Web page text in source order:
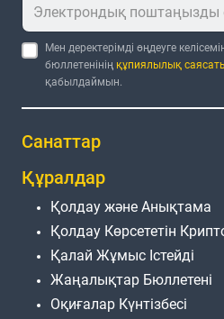
Мен деректерімді өңдеуге
бюллетенінің құпиялылық
қабылдаймын.
Санаттар
Құралдар
Қолдау және Анықтама
Қолдау Көрсететін
Қалай Жұмыс Істейді
Жаңалықтар Бюллетені
Оқиғалар Күнтізбесі